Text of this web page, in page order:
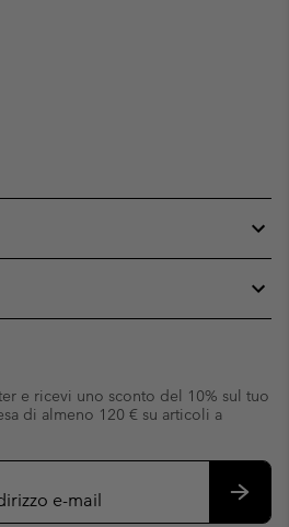
e ricevi uno sconto del 10% sul tuo
di almeno 120 € su articoli a